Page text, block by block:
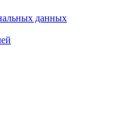
данных